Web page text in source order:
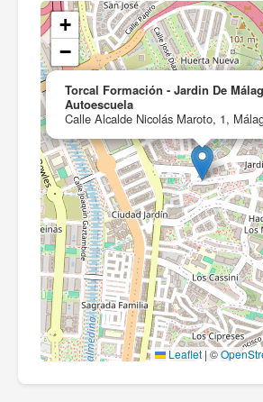
Torcal Formación - Jardin De
Autoescuela
Calle Alcalde Nicolás Maroto, 1,
+
−
Leaflet | ©